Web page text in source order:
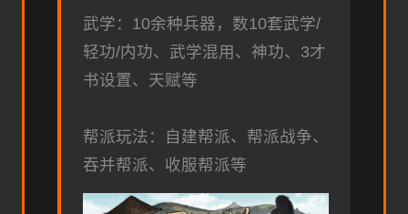
武学：10余种兵器，数10套武学/
轻功/内功、武学混用、神功、3才
书设置、天赋等
帮派玩法：自建帮派、帮派战争、
吞并帮派、收服帮派等